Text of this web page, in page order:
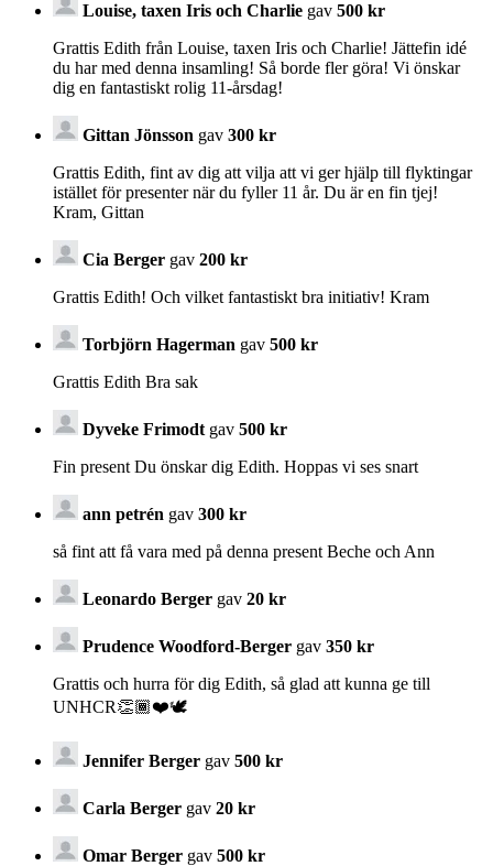
Louise, taxen Iris och Charlie gav 500 kr
Grattis Edith från Louise, taxen Iris och Charlie! Jättefin idé
du har med denna insamling! Så borde fler göra! Vi önskar
dig en fantastiskt rolig 11-årsdag!
Gittan Jönsson gav 300 kr
Grattis Edith, fint av dig att vilja att vi ger hjälp till flyktingar
istället för presenter när du fyller 11 år. Du är en fin tjej!
Kram, Gittan
Cia Berger gav 200 kr
Grattis Edith! Och vilket fantastiskt bra initiativ! Kram
Torbjörn Hagerman gav 500 kr
Grattis Edith Bra sak
Dyveke Frimodt gav 500 kr
Fin present Du önskar dig Edith. Hoppas vi ses snart
ann petrén gav 300 kr
så fint att få vara med på denna present Beche och Ann
Leonardo Berger gav 20 kr
Prudence Woodford-Berger gav 350 kr
Grattis och hurra för dig Edith, så glad att kunna ge till
UNHCR👏🏾❤️🕊
Jennifer Berger gav 500 kr
Carla Berger gav 20 kr
Omar Berger gav 500 kr